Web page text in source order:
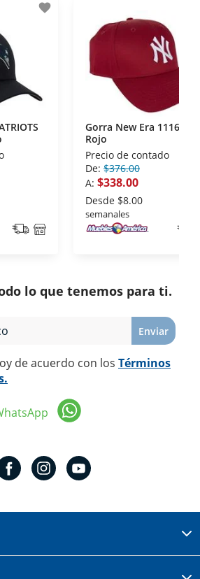
y Códigos de Ética de la
de Internet (AIMX).
en la lista de socios Activos de
favorite
Gorra New Era
Rojo
Precio de contado
De: $376.00
A: $338.00
Desde $8.00
semanales
lo que tenemos para ti.
Enviar
de acuerdo con los Términos